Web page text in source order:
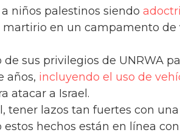
niños palestinos siendo
martirio en un campamento de
sus privilegios de UNRWA
años, incluyendo el uso de
atacar a Israel.
tener lazos tan fuertes con una
hechos están en línea